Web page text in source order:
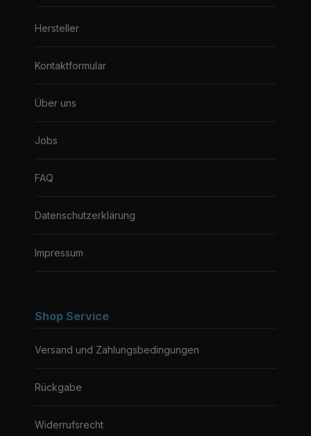
Hersteller
Kontaktformular
Über uns
Jobs
FAQ
Datenschutzerklärung
Impressum
Shop Service
Versand und Zahlungsbedingungen
Rückgabe
Widerrufsrecht